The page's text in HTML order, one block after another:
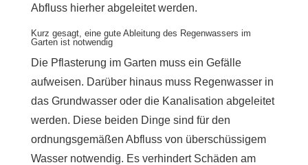
Abfluss hierher abgeleitet werden.
Kurz gesagt, eine gute Ableitung des Regenwassers im
Garten ist notwendig
Die Pflasterung im Garten muss ein Gefälle
aufweisen. Darüber hinaus muss Regenwasser in
das Grundwasser oder die Kanalisation abgeleitet
werden. Diese beiden Dinge sind für den
ordnungsgemäßen Abfluss von überschüssigem
Wasser notwendig. Es verhindert Schäden am